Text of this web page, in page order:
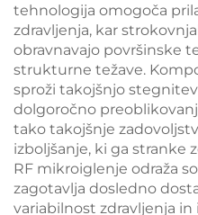
tehnologija omogoča
zdravljenja, kar
obravnavajo površinske
strukturne težave.
sproži takojšnjo
dolgoročno
tako takojšnje
izboljšanje, ki ga stranke
RF mikroiglenje odraža
zagotavlja dosledno
variabilnost zdravljenja in